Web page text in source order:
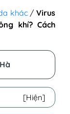
khác/Virus
khí? Cách
[Hiện]